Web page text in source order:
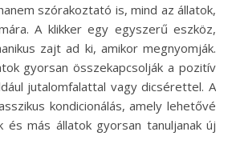
szórakoztató is, mind az állatok,
A klikker egy egyszerű eszköz,
zajt ad ki, amikor megnyomják.
gyorsan összekapcsolják a pozitív
jutalomfalattal vagy dicsérettel. A
kondicionálás, amely lehetővé
és más állatok gyorsan tanuljanak új